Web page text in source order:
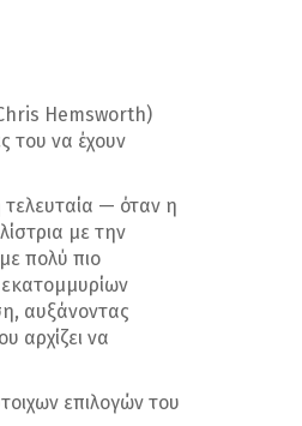
Hemsworth)
του να έχουν
τελευταία — όταν η
με την
πολύ πιο
αυξάνοντας
αρχίζει να
επιλογών του